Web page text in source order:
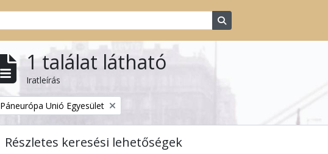
1 találat látható
Iratleírás
Remove filter:
Páneurópa Unió Egyesület
Részletes keresési lehetőségek